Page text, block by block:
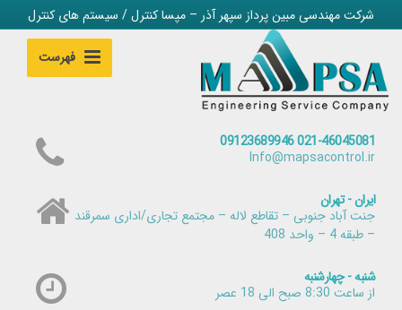
شرکت مهندسی مبین پرداز سپهر آذر – مپسا کنترل / سیستم های کنترل
فهرست
021-46045081 09123689946
Info@mapsacontrol.ir
ایران - تهران
جنت آباد جنوبی – تقاطع لاله – مجتمع تجاری/اداری سمرقند
– طبقه 4 – واحد 408
شنبه - چهارشنبه
از ساعت 8:30 صبح الی 18 عصر